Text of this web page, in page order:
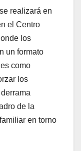
realizará en
el Centro
los
un formato
como
los
de la
en torno